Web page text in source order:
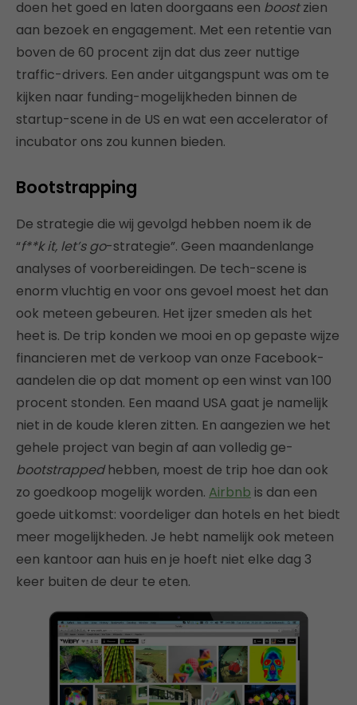
doen het goed en laten doorgaans een boostzien
aan bezoek en engagement. Met een retentie van
boven de 60 procent zijn dat dus zeer nuttige
traffic-drivers. Een ander uitgangspunt was om te
kijken naar funding-mogelijkheden binnen de
startup-scene in de US en wat een accelerator of
incubator ons zou kunnen bieden.
Bootstrapping
De strategie die wij gevolgd hebben noem ik de
“f**k it, let’s go-strategie”. Geen maandenlange
analyses of voorbereidingen. De tech-scene is
enorm vluchtig en voor ons gevoel moest het dan
ook meteen gebeuren. Het ijzer smeden als het
heet is. De trip konden we mooi en op gepaste wijze
financieren met de verkoop van onze Facebook-
aandelen die op dat moment op een winst van 100
procent stonden. Een maand USA gaat je namelijk
niet in de koude kleren zitten. En aangezien we het
gehele project van begin af aan volledig ge-
bootstrappedhebben, moest de trip hoe dan ook
zo goedkoop mogelijk worden. Airbnb is dan een
goede uitkomst: voordeliger dan hotels en het biedt
meer mogelijkheden. Je hebt namelijk ook meteen
een kantoor aan huis en je hoeft niet elke dag 3
keer buiten de deur te eten.